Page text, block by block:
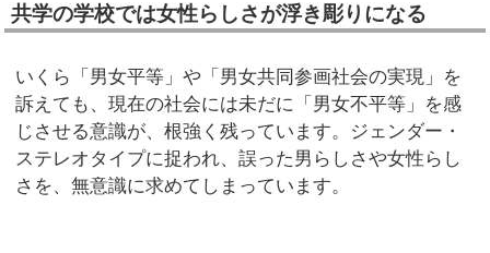
共学の学校では女性らしさが浮き彫りになる
いくら「男女平等」や「男女共同参画社会の実現」を
訴えても、現在の社会には未だに「男女不平等」を感
じさせる意識が、根強く残っています。ジェンダー・
ステレオタイプに捉われ、誤った男らしさや女性らし
さを、無意識に求めてしまっています。